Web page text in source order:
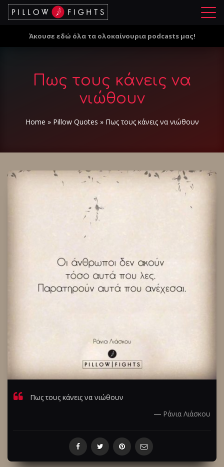
Μ
ο
Άκουσε εδώ όλα τα ολοκαίνουρια podcasts μας!
Πως τους κάνεις να
νιώθουν
Home » Pillow Quotes » Πως τους κάνεις να νιώθουν
Πως τους κάνεις να νιώθουν
― Ράνια Λιάσκου